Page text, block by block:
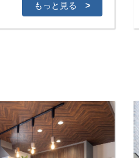
もっと見る >